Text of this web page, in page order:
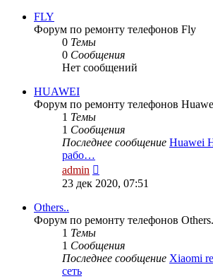
FLY
Форум по ремонту телефонов Fly
0 Темы
0 Сообщения
Нет сообщений
HUAWEI
Форум по ремонту телефонов
1 Темы
1 Сообщения
Последнее сообщение Huawei
рабо…
admin
к
последнему
23 дек 2020, 07:51
Others..
Форум по ремонту телефонов
1 Темы
1 Сообщения
Последнее сообщение Xiaomi
сеть